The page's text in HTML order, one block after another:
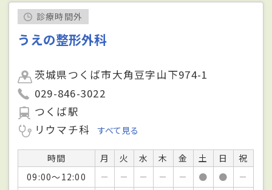
診療時間外
うえの整形外科
茨城県つくば市大角豆字山下974-1
029-846-3022
つくば駅
リウマチ科
すべて見る
時間 月 火 水 木 金 土 日
祝
09:00～12:00
－ － － － － ● ●
－